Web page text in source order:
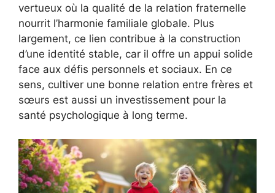
vertueux où la qualité de la relation fraternelle
nourrit l’harmonie familiale globale. Plus
largement, ce lien contribue à la construction
d’une identité stable, car il offre un appui solide
face aux défis personnels et sociaux. En ce
sens, cultiver une bonne relation entre frères et
sœurs est aussi un investissement pour la
santé psychologique à long terme.